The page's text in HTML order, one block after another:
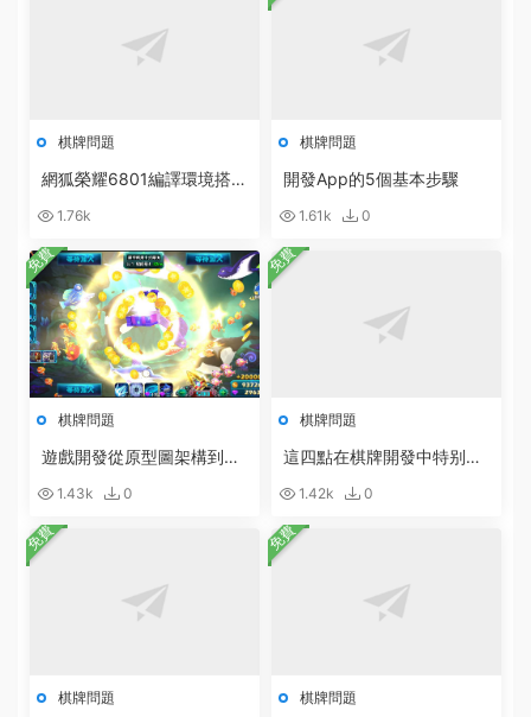
棋牌問題
網狐榮耀6801編譯環境搭建
1.76k
棋牌問題
開發App的5個基本步驟
1.61k 0
棋牌問題
遊戲開發從原型圖架構到設
1.43k 0
免費
棋牌問題
這四點在棋牌開發中特别重
1.42k 0
免費
棋牌問題
免費
棋牌問題
免費